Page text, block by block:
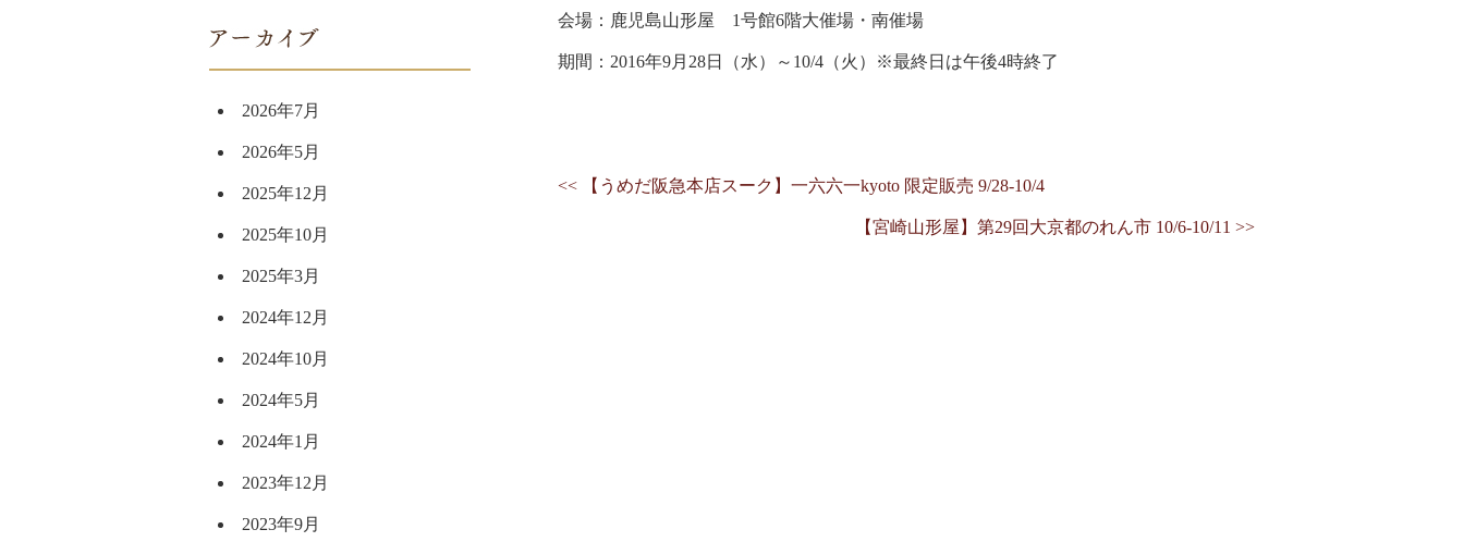
2026年7月
2026年5月
2025年12月
2025年10月
2025年3月
2024年12月
2024年10月
2024年5月
2024年1月
2023年12月
2023年9月
会場：鹿児島山形屋 1号館6階大催場・南催場
期間：2016年9月28日（水）～10/4（火）※最終日は午後4時終了
<< 【うめだ阪急本店スーク】一六六一kyoto 限定販売 9/28-10/4
【宮崎山形屋】第29回大京都のれん市 10/6-10/11 >>